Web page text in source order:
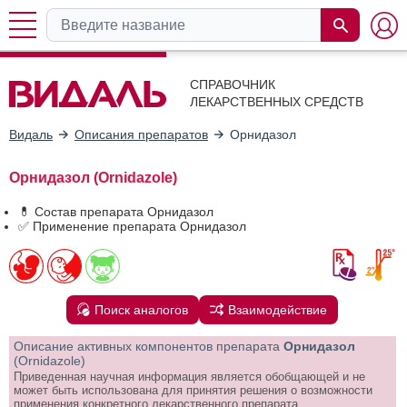
СПРАВОЧНИК
ЛЕКАРСТВЕННЫХ СРЕДСТВ
Видаль Описания препаратов Орнидазол
Орнидазол (Ornidazole)
💊 Состав препарата Орнидазол
✅ Применение препарата Орнидазол
Поиск аналогов Взаимодействие
Описание активных компонентов препарата Орнидазол
(Ornidazole)
Приведенная научная информация является обобщающей и не
может быть использована для принятия решения о возможности
применения конкретного лекарственного препарата.